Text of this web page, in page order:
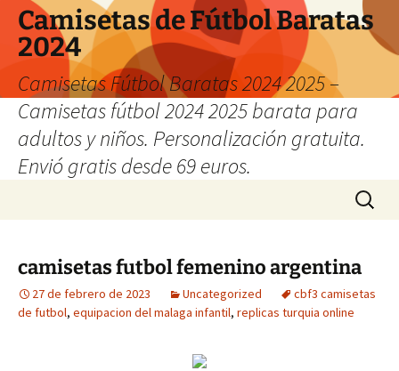
Camisetas de Fútbol Baratas
2024
Camisetas Fútbol Baratas 2024 2025 –
Camisetas fútbol 2024 2025 barata para
adultos y niños. Personalización gratuita.
Envió gratis desde 69 euros.
Buscar:
camisetas futbol femenino argentina
27 de febrero de 2023 Uncategorized
cbf3 camisetas
de futbol, equipacion del malaga infantil, replicas turquia online